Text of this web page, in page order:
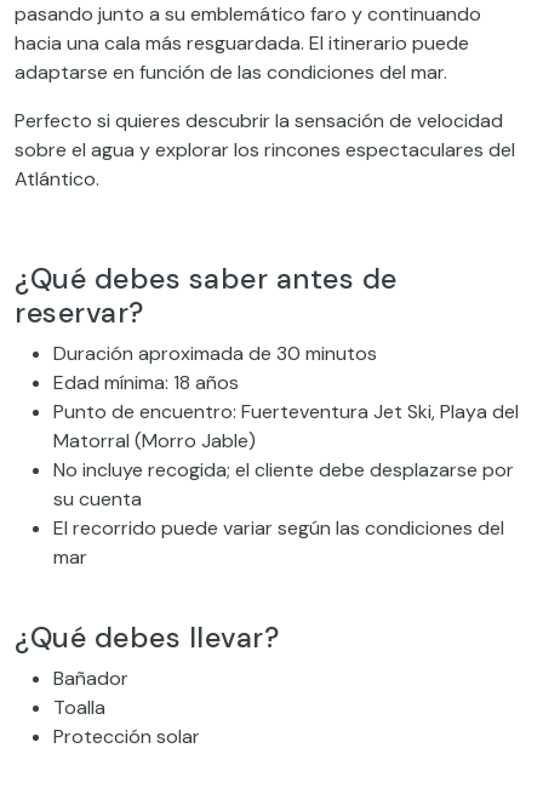
pasando junto a su emblemático faro y continuando
hacia una cala más resguardada. El itinerario puede
adaptarse en función de las condiciones del mar.
Perfecto si quieres descubrir la sensación de velocidad
sobre el agua y explorar los rincones espectaculares del
Atlántico.
¿Qué debes saber antes de
reservar?
Duración aproximada de 30 minutos
Edad mínima: 18 años
Punto de encuentro: Fuerteventura Jet Ski, Playa del
Matorral (Morro Jable)
No incluye recogida; el cliente debe desplazarse por
su cuenta
El recorrido puede variar según las condiciones del
mar
¿Qué debes llevar?
Bañador
Toalla
Protección solar